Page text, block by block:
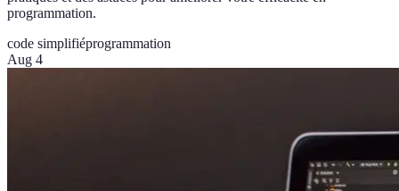
programmation.
code simplifiéprogrammation
Aug 4